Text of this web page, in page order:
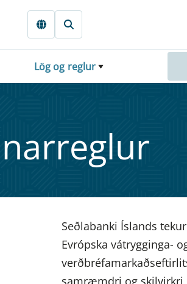
Lög og reglur
Seðlabanki Íslands
Evrópska vátrygginga-
samræmdri og skilvirkri